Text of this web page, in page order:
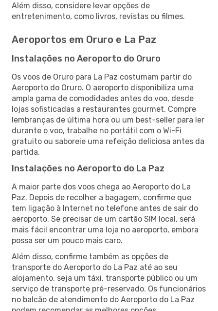
Além disso, considere levar opções de
entretenimento, como livros, revistas ou filmes.
Aeroportos em Oruro e La Paz
Instalações no Aeroporto do Oruro
Os voos de Oruro para La Paz costumam partir do
Aeroporto do Oruro. O aeroporto disponibiliza uma
ampla gama de comodidades antes do voo, desde
lojas sofisticadas a restaurantes gourmet. Compre
lembranças de última hora ou um best-seller para ler
durante o voo, trabalhe no portátil com o Wi-Fi
gratuito ou saboreie uma refeição deliciosa antes da
partida.
Instalações no Aeroporto do La Paz
A maior parte dos voos chega ao Aeroporto do La
Paz. Depois de recolher a bagagem, confirme que
tem ligação à Internet no telefone antes de sair do
aeroporto. Se precisar de um cartão SIM local, será
mais fácil encontrar uma loja no aeroporto, embora
possa ser um pouco mais caro.
Além disso, confirme também as opções de
transporte do Aeroporto do La Paz até ao seu
alojamento, seja um táxi, transporte público ou um
serviço de transporte pré-reservado. Os funcionários
no balcão de atendimento do Aeroporto do La Paz